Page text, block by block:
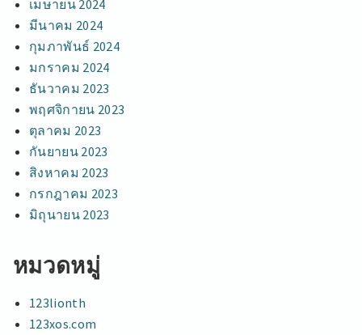
เมษายน 2024
มีนาคม 2024
กุมภาพันธ์ 2024
มกราคม 2024
ธันวาคม 2023
พฤศจิกายน 2023
ตุลาคม 2023
กันยายน 2023
สิงหาคม 2023
กรกฎาคม 2023
มิถุนายน 2023
หมวดหมู่
123lionth
123xos.com